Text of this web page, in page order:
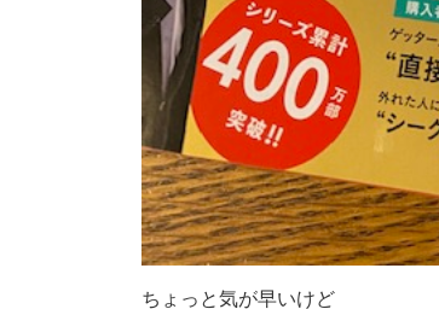
ちょっと気が早いけど